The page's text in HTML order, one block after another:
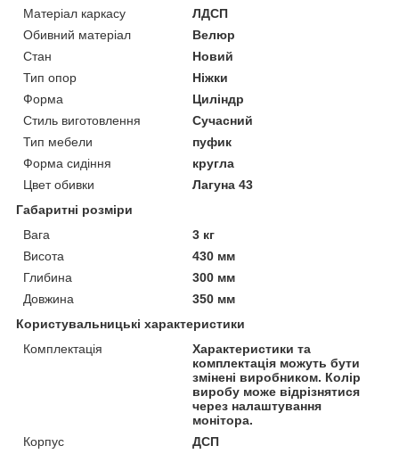
Матеріал каркасу
ЛДСП
Обивний матеріал
Велюр
Стан
Новий
Тип опор
Ніжки
Форма
Циліндр
Стиль виготовлення
Сучасний
Тип мебели
пуфик
Форма сидіння
кругла
Цвет обивки
Лагуна 43
Габаритні розміри
Вага
3 кг
Висота
430 мм
Глибина
300 мм
Довжина
350 мм
Користувальницькі характеристики
Комплектація
Характеристики та
комплектація можуть бути
змінені виробником. Колір
виробу може відрізнятися
через налаштування
монітора.
Корпус
ДСП